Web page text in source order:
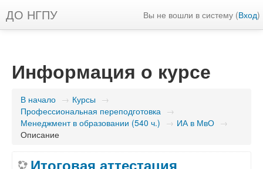
ДО НГПУ Вы не вошли в систему (Вход)
Информация о курсе
В начало → Курсы →
Профессиональная переподготовка →
Менеджмент в образовании (540 ч.) → ИА в МвО →
Описание
Итоговая аттестация